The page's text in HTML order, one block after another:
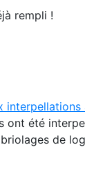
rempli !
ont été
de